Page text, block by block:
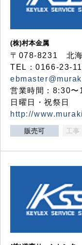
(株)村本金属
〒078-8231 北海
TEL：0166-23-
営業時間：8:30〜
日曜日・祝祭日
http://
販売可 工事